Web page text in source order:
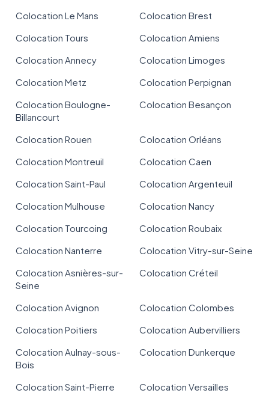
Colocation Le Mans
Colocation Brest
Colocation Tours
Colocation Amiens
Colocation Annecy
Colocation Limoges
Colocation Metz
Colocation Perpignan
Colocation Boulogne-
Billancourt
Colocation Besançon
Colocation Rouen
Colocation Orléans
Colocation Montreuil
Colocation Caen
Colocation Saint-Paul
Colocation Argenteuil
Colocation Mulhouse
Colocation Nancy
Colocation Tourcoing
Colocation Roubaix
Colocation Nanterre
Colocation Vitry-sur-Seine
Colocation Asnières-sur-
Seine
Colocation Créteil
Colocation Avignon
Colocation Colombes
Colocation Poitiers
Colocation Aubervilliers
Colocation Aulnay-sous-
Bois
Colocation Dunkerque
Colocation Saint-Pierre
Colocation Versailles